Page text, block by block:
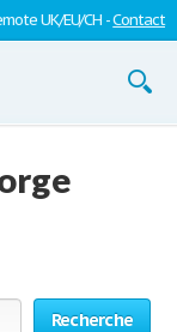
UK/EU/CH -Contact
Recherche